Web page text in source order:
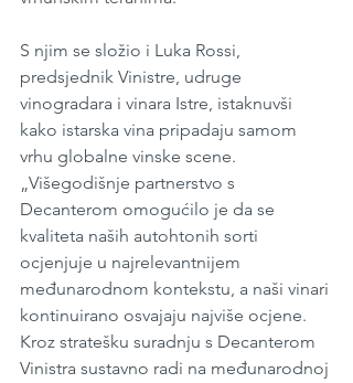
S njim se složio i Luka Rossi,
predsjednik Vinistre, udruge
vinogradara i vinara Istre, istaknuvši
kako istarska vina pripadaju samom
vrhu globalne vinske scene.
„Višegodišnje partnerstvo s
Decanterom omogućilo je da se
kvaliteta naših autohtonih sorti
ocjenjuje u najrelevantnijem
međunarodnom kontekstu, a naši vinari
kontinuirano osvajaju najviše ocjene.
Kroz stratešku suradnju s Decanterom
Vinistra sustavno radi na međunarodnoj